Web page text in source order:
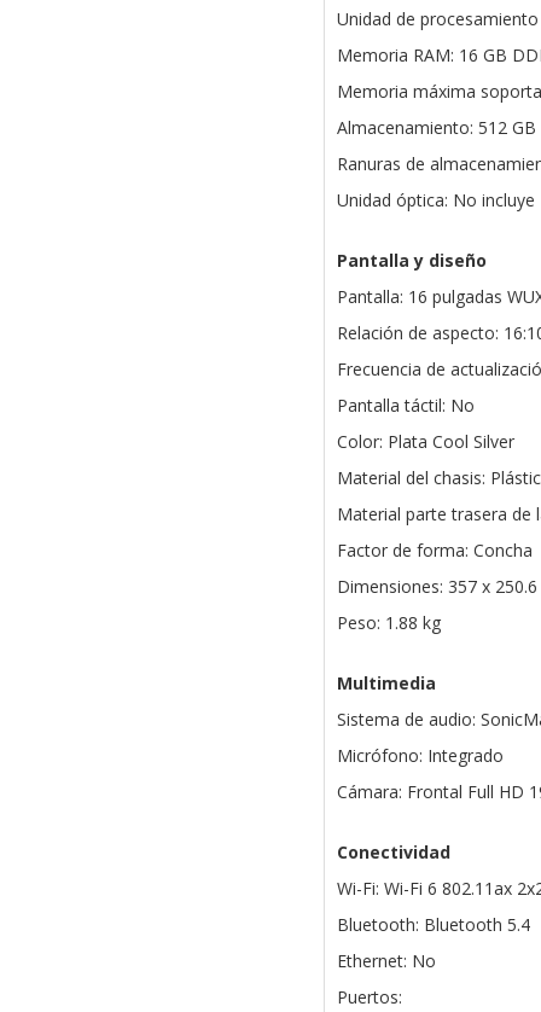
Unidad de
Memoria RAM: 16 GB
Memoria máxima
Almacenamiento: 512 GB
Ranuras de
Unidad óptica: No incluye
Pantalla y diseño
Pantalla: 16 pulgadas
Relación de aspecto:
Frecuencia de
Pantalla táctil: No
Color: Plata Cool Silver
Material del chasis:
Material parte trasera de
Factor de forma: Concha
Dimensiones: 357 x
Peso: 1.88 kg
Multimedia
Sistema de audio:
Micrófono: Integrado
Cámara: Frontal Full HD
Conectividad
Wi-Fi: Wi-Fi 6 802.11ax
Bluetooth: Bluetooth 5.4
Ethernet: No
Puertos: